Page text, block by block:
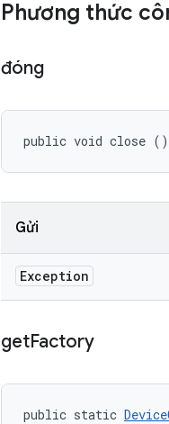
Phương thức
đóng
public void close ()
Gửi
Exception
getFactory
public static